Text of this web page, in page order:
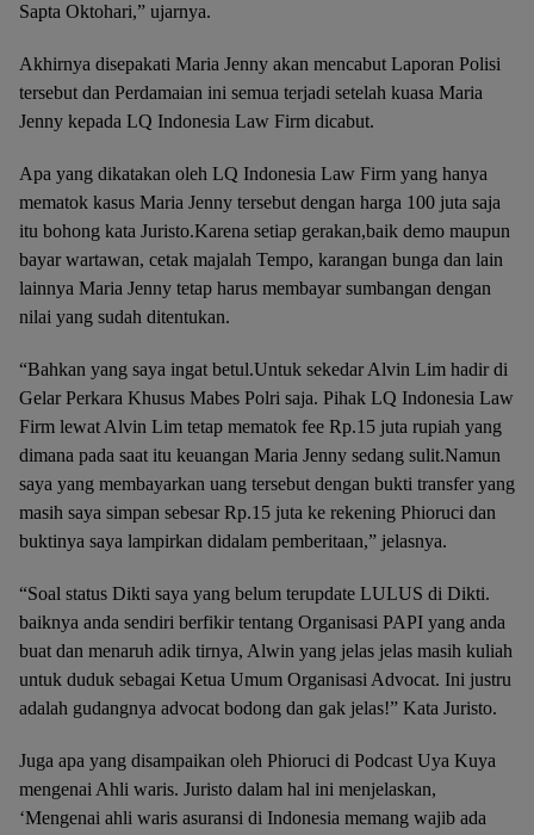
Sapta Oktohari,” ujarnya.
Akhirnya disepakati Maria Jenny akan mencabut Laporan Polisi
tersebut dan Perdamaian ini semua terjadi setelah kuasa Maria
Jenny kepada LQ Indonesia Law Firm dicabut.
Apa yang dikatakan oleh LQ Indonesia Law Firm yang hanya
mematok kasus Maria Jenny tersebut dengan harga 100 juta saja
itu bohong kata Juristo.Karena setiap gerakan,baik demo maupun
bayar wartawan, cetak majalah Tempo, karangan bunga dan lain
lainnya Maria Jenny tetap harus membayar sumbangan dengan
nilai yang sudah ditentukan.
“Bahkan yang saya ingat betul.Untuk sekedar Alvin Lim hadir di
Gelar Perkara Khusus Mabes Polri saja. Pihak LQ Indonesia Law
Firm lewat Alvin Lim tetap mematok fee Rp.15 juta rupiah yang
dimana pada saat itu keuangan Maria Jenny sedang sulit.Namun
saya yang membayarkan uang tersebut dengan bukti transfer yang
masih saya simpan sebesar Rp.15 juta ke rekening Phioruci dan
buktinya saya lampirkan didalam pemberitaan,” jelasnya.
“Soal status Dikti saya yang belum terupdate LULUS di Dikti.
baiknya anda sendiri berfikir tentang Organisasi PAPI yang anda
buat dan menaruh adik tirnya, Alwin yang jelas jelas masih kuliah
untuk duduk sebagai Ketua Umum Organisasi Advocat. Ini justru
adalah gudangnya advocat bodong dan gak jelas!” Kata Juristo.
Juga apa yang disampaikan oleh Phioruci di Podcast Uya Kuya
mengenai Ahli waris. Juristo dalam hal ini menjelaskan,
‘Mengenai ahli waris asuransi di Indonesia memang wajib ada